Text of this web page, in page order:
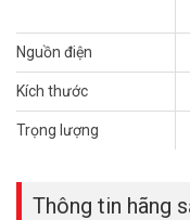
Đặt mua hàng Online
Tham khảo thêm thông
Nguồn điện
Kích thước
Trọng lượng
Thông tin hãng